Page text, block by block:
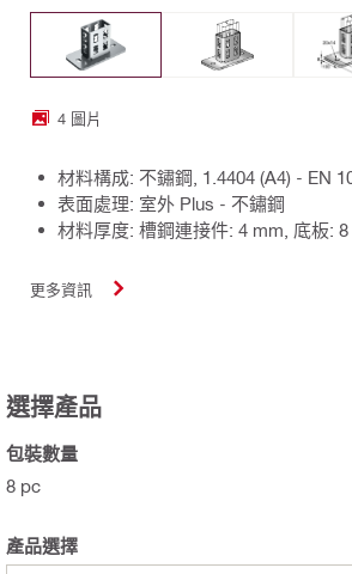
4 圖片
材料構成: 不鏽鋼, 1.4404 (A4) - EN
表面處理: 室外 Plus - 不鏽鋼
材料厚度: 槽鋼連接件: 4 mm, 底板:
更多資訊
選擇產品
包裝數量
8 pc
產品選擇